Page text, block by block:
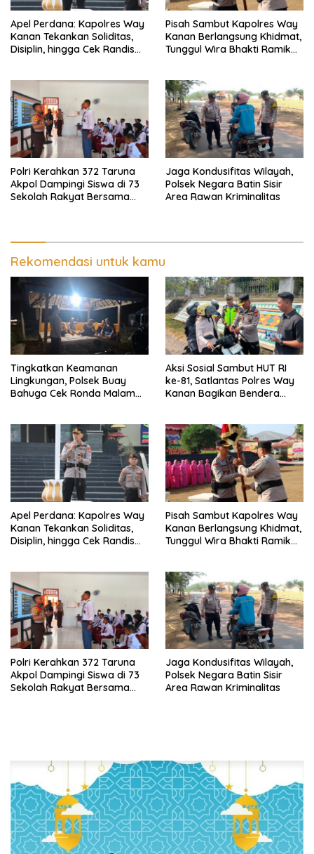
Apel Perdana: Kapolres Way
Kanan Tekankan Soliditas,
Disiplin, hingga Cek Randis
Pisah Sambut Kapolres Way
Kanan Berlangsung Khidmat,
Tunggul Wira Bhakti Ramik
Polri Kerahkan 372 Taruna
Akpol Dampingi Siswa di 73
Sekolah Rakyat Bersama
Jaga Kondusifitas Wilayah,
Polsek Negara Batin Sisir
Area Rawan Kriminalitas
Rekomendasi untuk kamu
Tingkatkan Keamanan
Lingkungan, Polsek Buay
Bahuga Cek Ronda Malam
Aksi Sosial Sambut HUT RI
ke-81, Satlantas Polres Way
Kanan Bagikan Bendera
Apel Perdana: Kapolres Way
Kanan Tekankan Soliditas,
Disiplin, hingga Cek Randis
Pisah Sambut Kapolres Way
Kanan Berlangsung Khidmat,
Tunggul Wira Bhakti Ramik
Polri Kerahkan 372 Taruna
Akpol Dampingi Siswa di 73
Sekolah Rakyat Bersama
Jaga Kondusifitas Wilayah,
Polsek Negara Batin Sisir
Area Rawan Kriminalitas